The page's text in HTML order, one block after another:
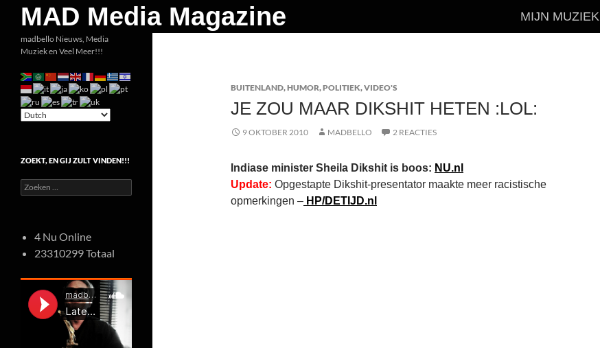
inhoud
MAD Media Magazine
Zoeken
MIJN MUZIEK
BUITENLAND,HUMOR,POLITIEK,VIDEO'S
JE ZOU MAAR DIKSHIT HETEN :LOL:
9 OKTOBER 2010 MADBELLO 2 REACTIES
Indiase minister Sheila Dikshit is boos: NU.nl
Update: Opgestapte Dikshit-presentator maakte meer racistische
opmerkingen – HP/DETIJD.nl
madbello Nieuws, Media
Muziek en Veel Meer!!!
ZOEKT, EN GIJ ZULT VINDEN!!!
Zoeken
naar:
4 Nu Online
23310299 Totaal